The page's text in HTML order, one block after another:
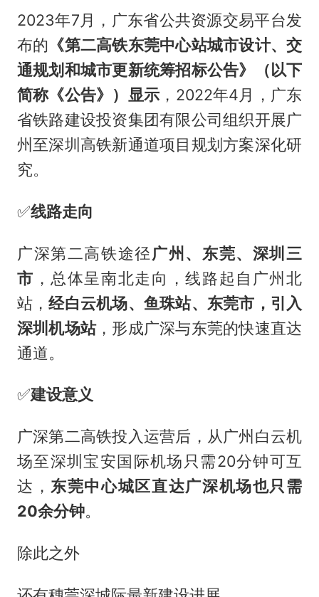
2023年7月，广东省公共资源交易平台发
布的 《第二高铁东莞中心站城市设计、交
通规划和城市更新统筹招标公告》（以下
简称《公告》）显示 ，2022年4月，广东
省铁路建设投资集团有限公司组织开展广
州至深圳高铁新通道项目规划方案深化研
究。
✅️线路走向
广深第二高铁途径广州、东莞、深圳三
市 ，总体呈南北走向，线路起自广州北
站，经白云机场、鱼珠站、东莞市，引入
深圳机场站，形成广深与东莞的快速直达
通道。
✅️建设意义
广深第二高铁投入运营后，从广州白云机
场至深圳宝安国际机场只需20分钟可互
达， 东莞中心城区直达广深机场也只需
20余分钟。
除此之外